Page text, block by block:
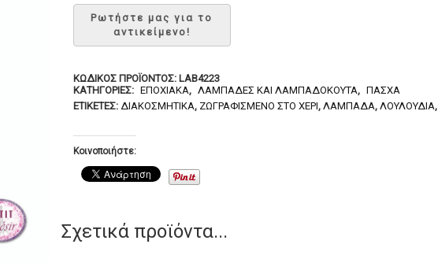
ΚΩΔΙΚΌΣ ΠΡΟΪΌΝΤΟΣ: LAB4223
ΚΑΤΗΓΟΡΊΕΣ: ΕΠΟΧΙΑΚΆ, ΛΑΜΠΆΔΕΣ ΚΑΙ ΛΑΜΠΑΔΌΚΟΥΤΑ, ΠΆΣΧΑ
ΕΤΙΚΈΤΕΣ: ΔΙΑΚΟΣΜΗΤΙΚΆ, ΖΩΓΡΑΦΙΣΜΈΝΟ ΣΤΟ ΧΈΡΙ, ΛΑΜΠΆΔΑ, ΛΟΥΛΟΎΔΙΑ,
Κοινοποιήστε:
Σχετικά προϊόντα...